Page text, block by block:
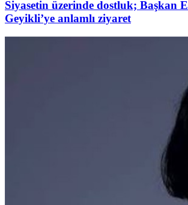
Siyasetin üzerinde dostluk; Başkan
Geyikli’ye anlamlı ziyaret